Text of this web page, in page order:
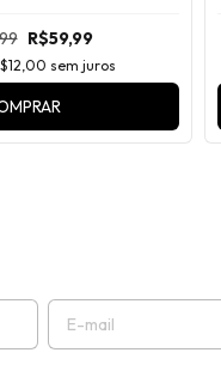
R$59,99
sem juros